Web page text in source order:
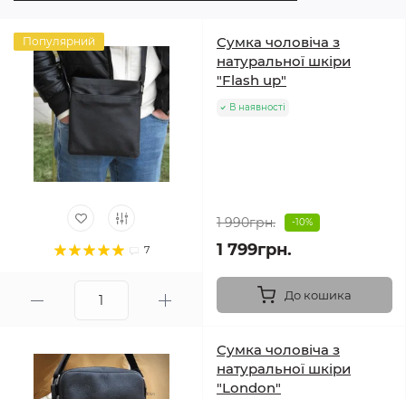
Популярний
7
Сумка чоловіча з
натуральної шкіри
"Flash up"
В наявності
1 990грн. -10%
1 799грн.
До кошика
Сумка чоловіча з
натуральної шкіри
"London"